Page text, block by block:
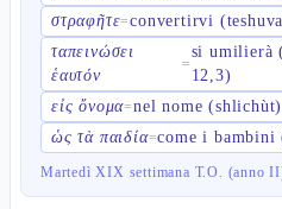
στραφῆτε=convertirvi
ταπεινώσει
ἑαυτόν
=
si umilierà
12,3)
εἰς ὄνομα=nel nome (shlichùt)
ὡς τὰ παιδία=come i bambini
Martedì XIX settimana T.O. (anno